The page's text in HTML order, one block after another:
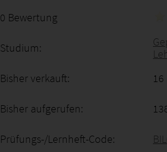
0 Bewertung
Studium:
Bisher verkauft:
16
Bisher aufgerufen:
Prüfungs-/Lernheft-Code: